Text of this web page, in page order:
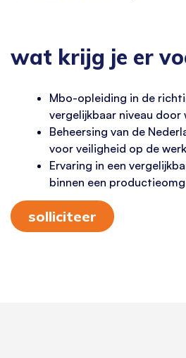
wat krijg je er
Mbo-opleiding in de
vergelijkbaar niveau door
Beheersing van de
voor veiligheid op de
Ervaring in een
binnen een
solliciteer